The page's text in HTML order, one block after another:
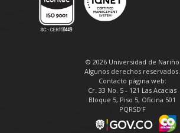
© 2026 Universidad de Nariño
Algunos derechos reservados.
Contacto página web:
Cr. 33 No. 5 - 121 Las Acacias
Bloque 5, Piso 5, Oficina 501
PQRSD'F